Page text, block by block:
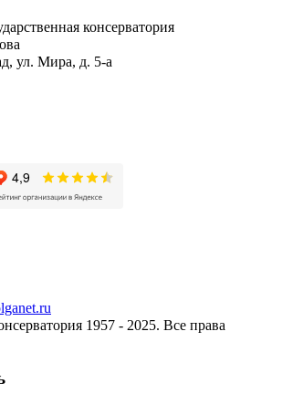
консерватория
ул. Мира, д. 5-а
1957 - 2025. Все права